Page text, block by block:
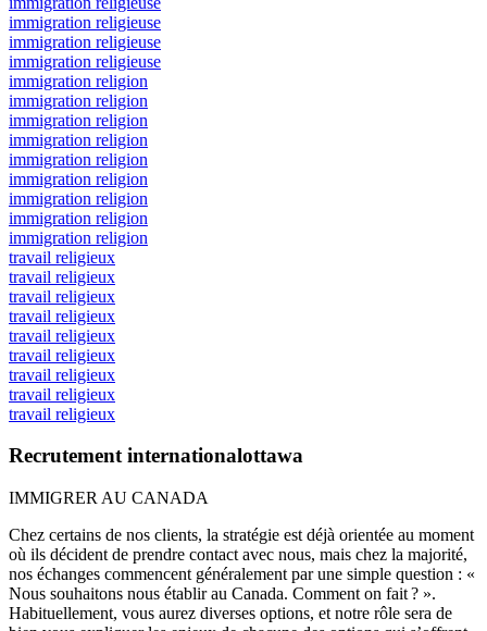
immigration religieuse
immigration religieuse
immigration religieuse
immigration religion
immigration religion
immigration religion
immigration religion
immigration religion
immigration religion
immigration religion
immigration religion
immigration religion
travail religieux
travail religieux
travail religieux
travail religieux
travail religieux
travail religieux
travail religieux
travail religieux
travail religieux
Recrutement internationalottawa
IMMIGRER AU CANADA
Chez certains de nos clients, la stratégie est déjà orientée au moment
où ils décident de prendre contact avec nous, mais chez la majorité,
nos échanges commencent généralement par une simple question : «
Nous souhaitons nous établir au Canada. Comment on fait ? ».
Habituellement, vous aurez diverses options, et notre rôle sera de